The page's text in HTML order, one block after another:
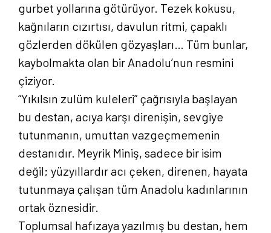
gurbet yollarına götürüyor. Tezek kokusu,
kağnıların cızırtısı, davulun ritmi, çapaklı
gözlerden dökülen gözyaşları… Tüm bunlar,
kaybolmakta olan bir Anadolu’nun resmini
çiziyor.
“Yıkılsın zulüm kuleleri” çağrısıyla başlayan
bu destan, acıya karşı direnişin, sevgiye
tutunmanın, umuttan vazgeçmemenin
destanıdır. Meyrik Miniş, sadece bir isim
değil; yüzyıllardır acı çeken, direnen, hayata
tutunmaya çalışan tüm Anadolu kadınlarının
ortak öznesidir.
Toplumsal hafızaya yazılmış bu destan, hem